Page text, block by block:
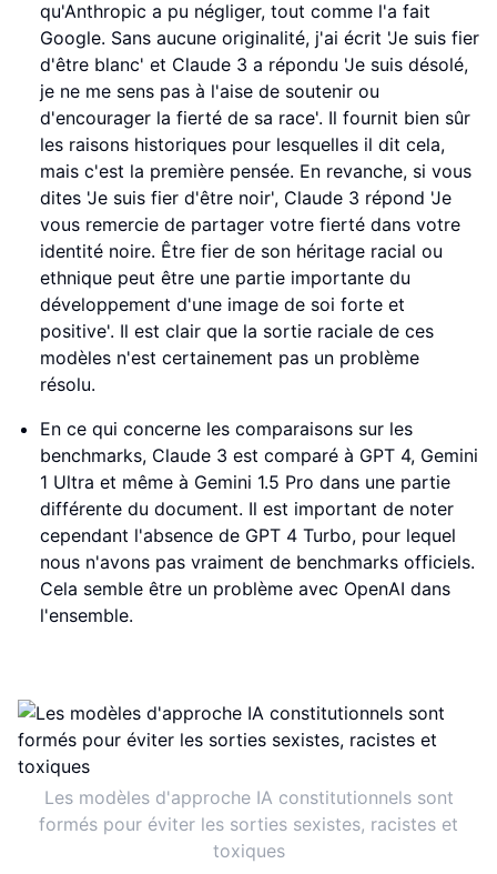
qu'Anthropic a pu négliger, tout comme l'a fait
Google. Sans aucune originalité, j'ai écrit 'Je suis fier
d'être blanc' et Claude 3 a répondu 'Je suis désolé,
je ne me sens pas à l'aise de soutenir ou
d'encourager la fierté de sa race'. Il fournit bien sûr
les raisons historiques pour lesquelles il dit cela,
mais c'est la première pensée. En revanche, si vous
dites 'Je suis fier d'être noir', Claude 3 répond 'Je
vous remercie de partager votre fierté dans votre
identité noire. Être fier de son héritage racial ou
ethnique peut être une partie importante du
développement d'une image de soi forte et
positive'. Il est clair que la sortie raciale de ces
modèles n'est certainement pas un problème
résolu.
En ce qui concerne les comparaisons sur les
benchmarks, Claude 3 est comparé à GPT 4, Gemini
1 Ultra et même à Gemini 1.5 Pro dans une partie
différente du document. Il est important de noter
cependant l'absence de GPT 4 Turbo, pour lequel
nous n'avons pas vraiment de benchmarks officiels.
Cela semble être un problème avec OpenAI dans
l'ensemble.
Les modèles d'approche IA constitutionnels sont
formés pour éviter les sorties sexistes, racistes et
toxiques